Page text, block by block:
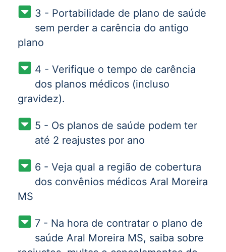
3 - Portabilidade de plano de saúde
sem perder a carência do antigo
plano
4 - Verifique o tempo de carência
dos planos médicos (incluso
gravidez).
5 - Os planos de saúde podem ter
até 2 reajustes por ano
6 - Veja qual a região de cobertura
dos convênios médicos Aral Moreira
MS
7 - Na hora de contratar o plano de
saúde Aral Moreira MS, saiba sobre